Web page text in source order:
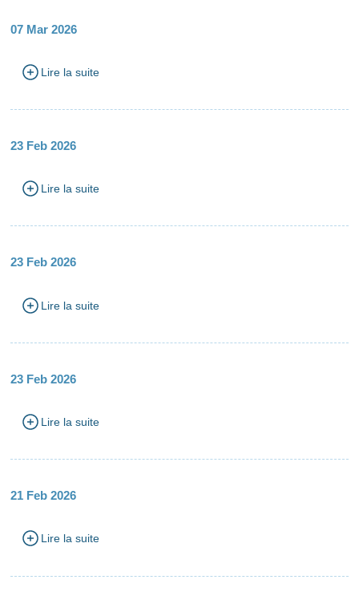
07 Mar 2026
Lire la suite
23 Feb 2026
Lire la suite
23 Feb 2026
Lire la suite
23 Feb 2026
Lire la suite
21 Feb 2026
Lire la suite